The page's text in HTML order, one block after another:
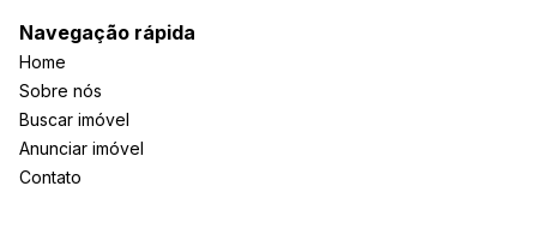
Navegação rápida
Home
Sobre nós
Buscar imóvel
Anunciar imóvel
Contato